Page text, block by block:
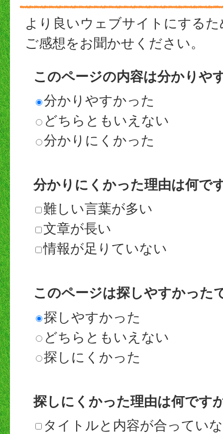
より良いウェブサイトにする
ご感想をお聞かせください。
このページの内容は分かりや
分かりやすかった
どちらともいえない
分かりにくかった
分かりにくかった理由は何で
難しい言葉が多い
文章が長い
情報が足りていない
このページは探しやすかった
探しやすかった
どちらともいえない
探しにくかった
探しにくかった理由は何です
タイトルと内容が合ってい